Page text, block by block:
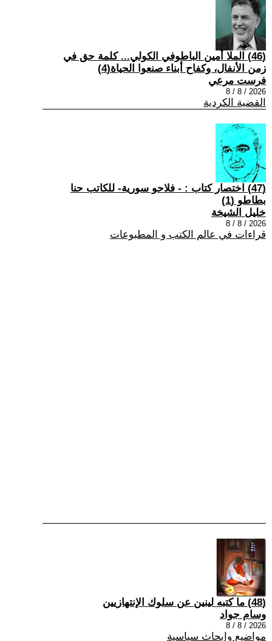
(46) الملا أمين الباطوفي الكولي... كلمة حق في
زمن الأنفال، وكفاح أبناء صنعوا الحياة(4)
فرست مرعي
2026 / 8 / 8
القضية الكردية
(47) اختصار كتاب : - فلاحو سورية- للكاتب حنا
بطاطو (1)
خليل الشيخة
2026 / 8 / 8
قراءات في عالم الكتب و المطبوعات
(48) ما كتبه لينين عن سلوك الإنتهازيين
وسام جواد
2026 / 8 / 8
مواضيع وابحاث سياسية